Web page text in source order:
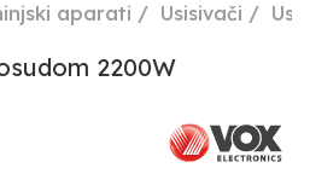
aparati Usisivači
2200W